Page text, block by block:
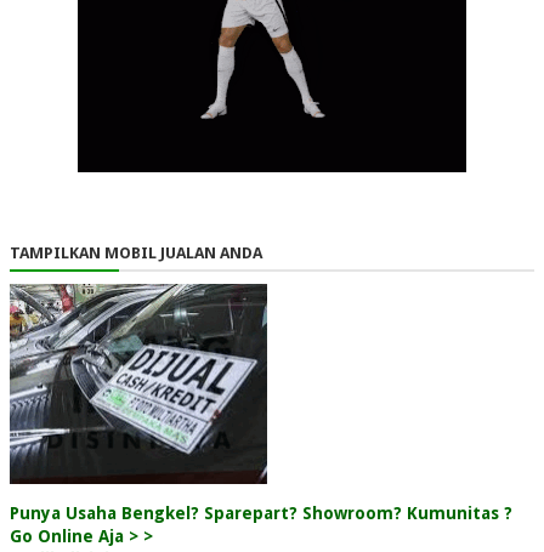
TAMPILKAN MOBIL JUALAN ANDA
Punya Usaha Bengkel? Sparepart? Showroom? Kumunitas ?
Go Online Aja > >